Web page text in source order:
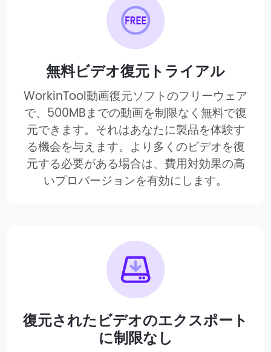
無料ビデオ復元トライアル
WorkinTool動画復元ソフトのフリーウェア
で、500MBまでの動画を制限なく無料で復
元できます。それはあなたに製品を体験す
る機会を与えます。より多くのビデオを復
元する必要がある場合は、費用対効果の高
いプロバージョンを有効にします。
復元されたビデオのエクスポート
に制限なし